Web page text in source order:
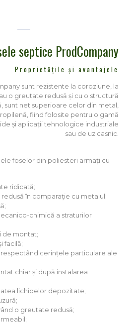
septice ProdCompany
Proprietățile și avantajele
sunt rezistente la coroziune, la
o greutate redusă și cu o structură
sunt net superioare celor din metal,
fiind folosite pentru o gamă
și aplicații tehnologice industriale
sau de uz casnic.
foselor din poliesteri armați cu
ridicată;
redusă în comparație cu metalul;
chimică a straturilor
de montat;
facilă;
respectând cerințele particulare ale
chiar și după instalarea
lichidelor depozitate;
o greutate redusă;